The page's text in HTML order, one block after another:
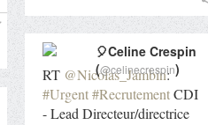
RT @Nicolas_Jambin:
#Urgent#RecrutementCDI
- Lead Directeur/directrice
🎈Celine Crespin
(@celinecrespin)